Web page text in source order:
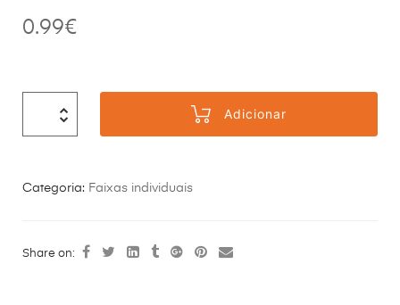
0.99€
Adicionar
Categoria: Faixas individuais
Share on: